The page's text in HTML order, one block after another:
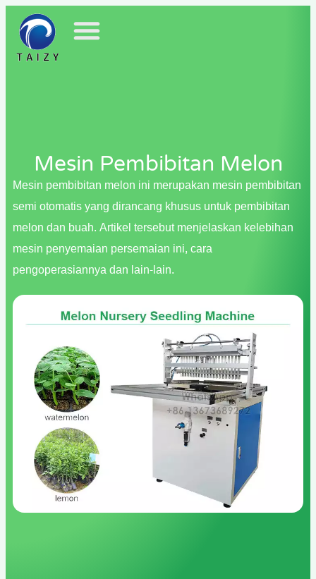
Mesin Pembibitan Melon
Mesin pembibitan melon ini merupakan mesin pembibitan
semi otomatis yang dirancang khusus untuk pembibitan
melon dan buah. Artikel tersebut menjelaskan kelebihan
mesin penyemaian persemaian ini, cara
pengoperasiannya dan lain-lain.